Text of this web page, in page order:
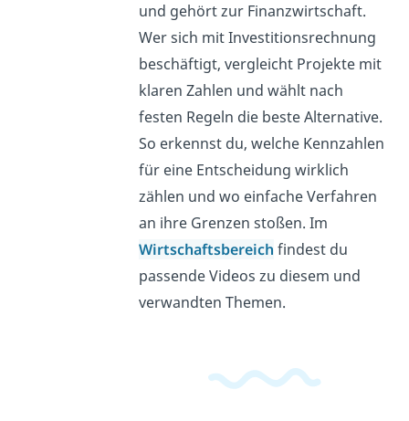
und gehört zur Finanzwirtschaft.
Wer sich mit Investitionsrechnung
beschäftigt, vergleicht Projekte mit
klaren Zahlen und wählt nach
festen Regeln die beste Alternative.
So erkennst du, welche Kennzahlen
für eine Entscheidung wirklich
zählen und wo einfache Verfahren
an ihre Grenzen stoßen. Im
Wirtschaftsbereich findest du
passende Videos zu diesem und
verwandten Themen.